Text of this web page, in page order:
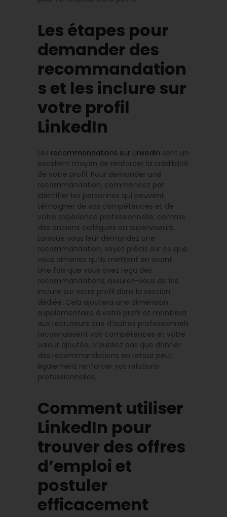
Les étapes pour
demander des
recommandation
s et les inclure sur
votre profil
LinkedIn
Les recommandations sur LinkedIn sont un
excellent moyen de renforcer la crédibilité
de votre profil. Pour demander une
recommandation, commencez par
identifier les personnes qui peuvent
témoigner de vos compétences et de
votre expérience professionnelle, comme
des anciens collègues ou superviseurs.
Lorsque vous leur demandez une
recommandation, soyez précis sur ce que
vous aimeriez qu’ils mettent en avant.
Une fois que vous avez reçu des
recommandations, assurez-vous de les
inclure sur votre profil dans la section
dédiée. Cela ajoutera une dimension
supplémentaire à votre profil et montrera
aux recruteurs que d’autres professionnels
reconnaissent vos compétences et votre
valeur ajoutée. N’oubliez pas que donner
des recommandations en retour peut
également renforcer vos relations
professionnelles.
Comment utiliser
LinkedIn pour
trouver des offres
d’emploi et
postuler
efficacement